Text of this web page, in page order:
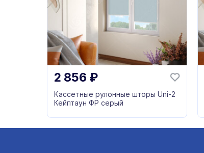
2 856 ₽
Кассетные рулонные шторы Uni-2
Кейптаун ФР серый